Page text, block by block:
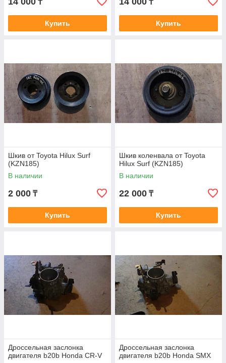
₸
Купить
₸
Купить
Шкив от Toyota Hilux Surf
(KZN185)
В наличии
2 000 ₸
Купить
Шкив коленвала от Toyota
Hilux Surf (KZN185)
В наличии
22 000 ₸
Купить
Дроссельная заслонка
двигателя b20b Honda CR-V
Дроссельная заслонка
двигателя b20b Honda SMX